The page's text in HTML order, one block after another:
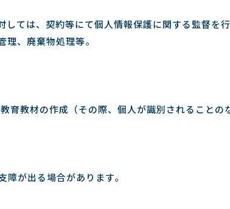
ては、契約等にて個人情報保護に関する監督を
、廃棄物処理等。
育教材の作成（その際、個人が識別されることの
が出る場合があります。